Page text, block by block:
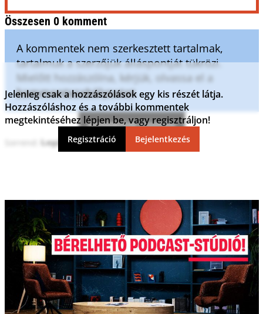
Összesen 0 komment
A kommentek nem szerkesztett tartalmak,
tartalmuk a szerzőjük álláspontját tükrözi.
Mielőtt hozzászólna, kérjük, olvassa el a
kommentszabályzatot.
Kommentek frissítése
Jelenleg csak a hozzászólások egy kis részét látja.
Hozzászóláshoz és a további kommentek
megtekintéséhez lépjen be, vagy regisztráljon!
Regisztráció Bejelentkezés